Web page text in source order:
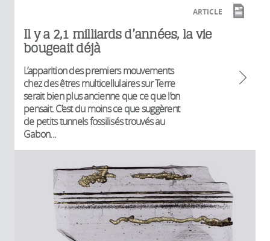
ARTICLE
Il y a 2,1 milliards d’années, la vie
bougeait déjà
L’apparition des premiers mouvements
chez des êtres multicellulaires sur Terre
serait bien plus ancienne que ce que l’on
pensait. C’est du moins ce que suggèrent
de petits tunnels fossilisés trouvés au
Gabon...